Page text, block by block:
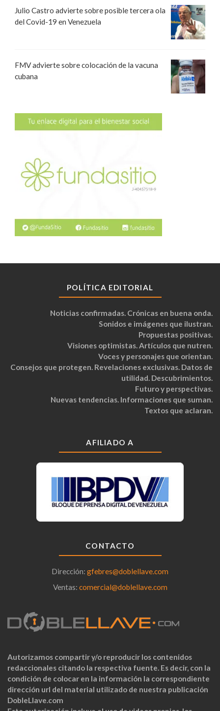
Julio Castro advierte sobre posible tercera ola
del Covid-19 en Venezuela
FMV advierte sobre colocación de la vacuna
cubana
POLÍTICA EDITORIAL
Noticias confirmadas. Crónicas en buena onda.
Sonidos e imágenes que ilustran.
Propuestas positivas.
Visiones optimistas. Artículos que nutren.
Voces y personajes que orientan.
Consejos que protegen. Revelaciones exclusivas. Datos de
utilidad. Descubrimientos.
Futuro y perspectivas.
Nuevas tendencias. Informaciones que suman.
Textos que aclaran.
AFILIADO A
CONTACTO
Dirección: gfebres@doblellave.com
Ventas: comercial@doblellave.com
Autorizamos compartir y/o reproducir los contenidos
redaccionales citando la respectiva fuente. Es decir, con la
condición de colocar en la información la correspondiente
dirección url del material utilizado de nuestra publicación
DobleLlave.com